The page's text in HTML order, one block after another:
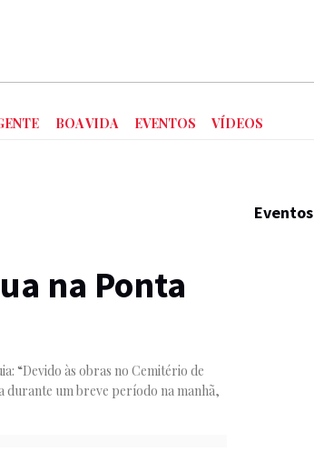
BOA VIDA EVENTOS VÍDEOS
na Ponta
“Devido às obras no Cemitério de
durante um breve período na manhã,
Eventos